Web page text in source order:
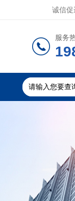
诚信
服务